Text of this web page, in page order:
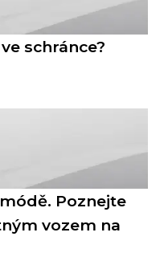
schránce?
Poznejte
vozem na